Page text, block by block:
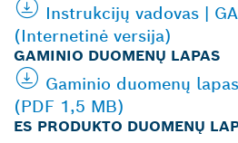
Instrukcijų vadovas |
(Internetinė versija)
GAMINIO DUOMENŲ LAPAS
Gaminio duomenų
(PDF 1,5 MB)
ES PRODUKTO DUOMENŲ